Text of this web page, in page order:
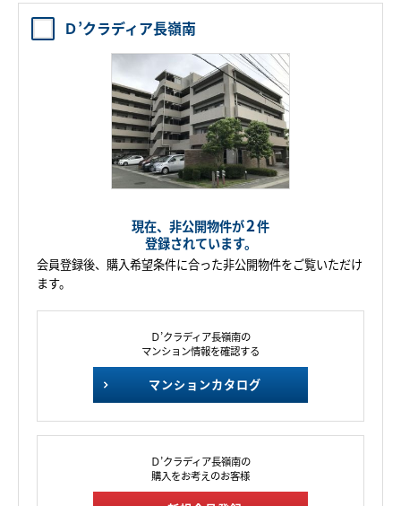
Ｄ’クラディア長嶺南
現在、非公開物件が2件
登録されています。
会員登録後、購入希望条件に合った非公開物件をご覧いただけ
ます。
Ｄ’クラディア長嶺南の
マンション情報を確認する
マンションカタログ
Ｄ’クラディア長嶺南の
購入をお考えのお客様